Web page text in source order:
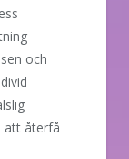
och
att återfå